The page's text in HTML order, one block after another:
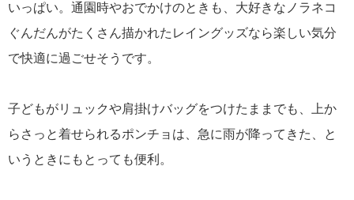
いっぱい。通園時やおでかけのときも、大好きなノラネコ
ぐんだんがたくさん描かれたレイングッズなら楽しい気分
で快適に過ごせそうです。
子どもがリュックや肩掛けバッグをつけたままでも、上か
らさっと着せられるポンチョは、急に雨が降ってきた、と
いうときにもとっても便利。